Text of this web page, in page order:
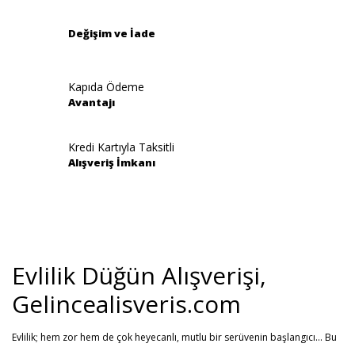
Değişim ve İade
Kapıda Ödeme
Avantajı
Kredi Kartıyla Taksitli
Alışveriş İmkanı
Evlilik Düğün Alışverişi,
Gelincealisveris.com
Evlilik; hem zor hem de çok heyecanlı, mutlu bir serüvenin başlangıcı... Bu